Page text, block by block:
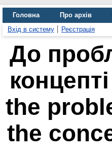
Головна Про архів
Вхід в систему
Реєстрація
До
the
the